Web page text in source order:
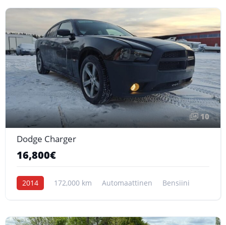
10
Dodge Charger
16,800€
2014 172,000 km Automaattinen Bensiini